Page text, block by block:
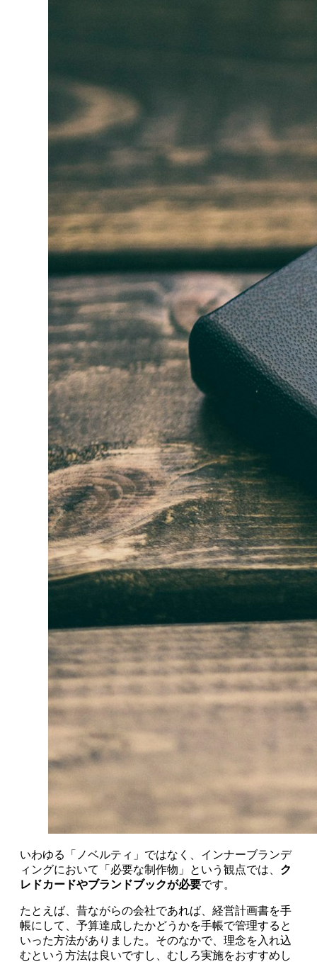
いわゆる「ノベルティ」ではなく、インナーブランデ
ィングにおいて「必要な制作物」という観点では、 ク
レドカードやブランドブックが必要です。
たとえば、昔ながらの会社であれば、経営計画書を手
帳にして、予算達成したかどうかを手帳で管理すると
いった方法がありました。そのなかで、理念を入れ込
むという方法は良いですし、むしろ実施をおすすめし